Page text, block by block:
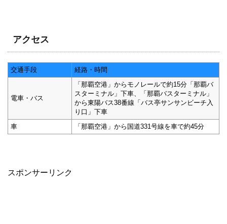
アクセス
交通手段 経路・時間
電車・バス
「那覇空港」からモノレールで約15分「那覇バ
スターミナル」下車、「那覇バスターミナル」
から東陽バス38番線「バス亭サンサンビーチ入
り口」下車
車
「那覇空港」から国道331号線を車で約45分
スポンサーリンク